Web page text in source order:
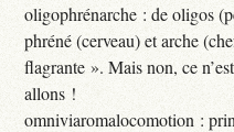
oligophrénarche : de oligos
phréné (cerveau) et arche
flagrante ». Mais non, ce
allons !
omniviaromalocomotion :